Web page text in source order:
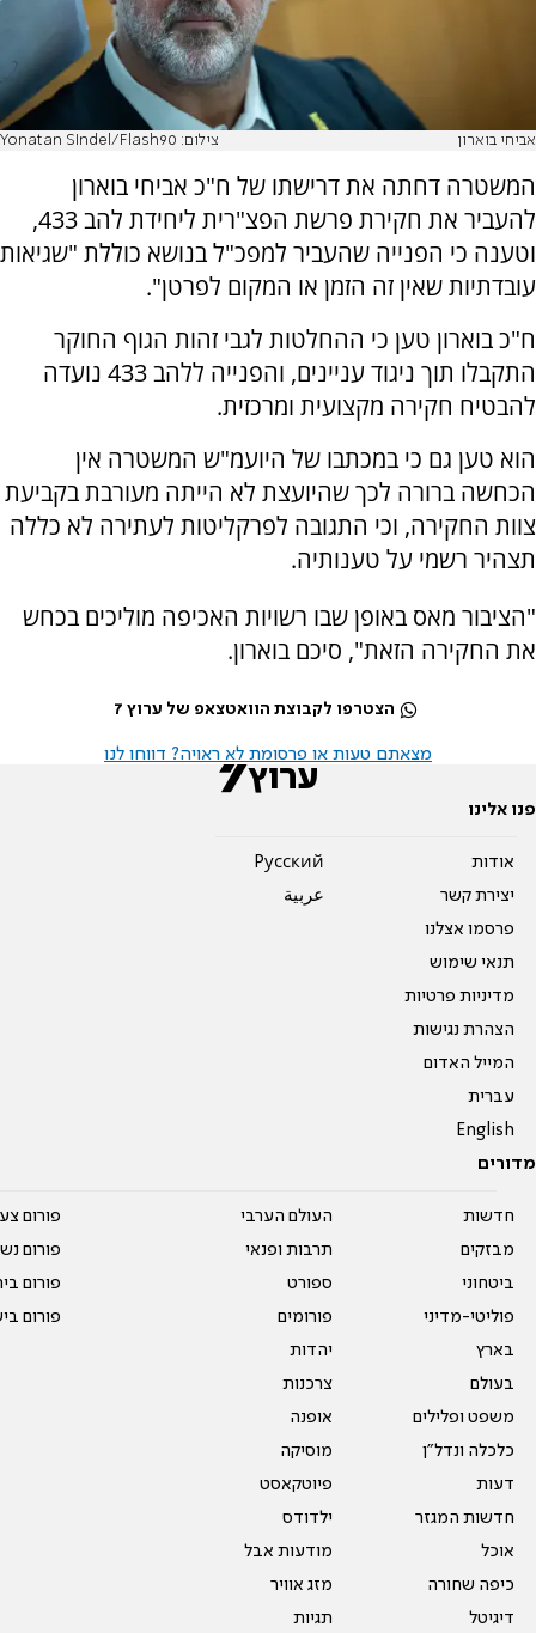
אביחי בוארון צילום: Yonatan SIndel/Flash90
המשטרה דחתה את דרישתו של ח"כ אביחי בוארון
להעביר את חקירת פרשת הפצ"רית ליחידת להב 433,
וטענה כי הפנייה שהעביר למפכ"ל בנושא כוללת "שגיאות
עובדתיות שאין זה הזמן או המקום לפרטן".
ח"כ בוארון טען כי ההחלטות לגבי זהות הגוף החוקר
התקבלו תוך ניגוד עניינים, והפנייה ללהב 433 נועדה
להבטיח חקירה מקצועית ומרכזית.
הוא טען גם כי במכתבו של היועמ"ש המשטרה אין
הכחשה ברורה לכך שהיועצת לא הייתה מעורבת בקביעת
צוות החקירה, וכי התגובה לפרקליטות לעתירה לא כללה
תצהיר רשמי על טענותיה.
"הציבור מאס באופן שבו רשויות האכיפה מוליכים בכחש
את החקירה הזאת", סיכם בוארון.
הצטרפו לקבוצת הוואטצאפ של ערוץ 7
מצאתם טעות או פרסומת לא ראויה? דווחו לנו
פנו אלינו
אודות
יצירת קשר
פרסמו אצלנו
תנאי שימוש
מדיניות פרטיות
הצהרת נגישות
המייל האדום
עברית
English
Pусский
عربية
מדורים
חדשות
מבזקים
ביטחוני
פוליטי-מדיני
בארץ
בעולם
משפט ופלילים
כלכלה ונדל"ן
דעות
חדשות המגזר
אוכל
כיפה שחורה
דיגיטל
העולם הערבי
תרבות ופנאי
ספורט
פורומים
יהדות
צרכנות
אופנה
מוסיקה
פיוטקאסט
ילדודס
מודעות אבל
מזג אוויר
תגיות
פורום
פורום
פורום
פורום